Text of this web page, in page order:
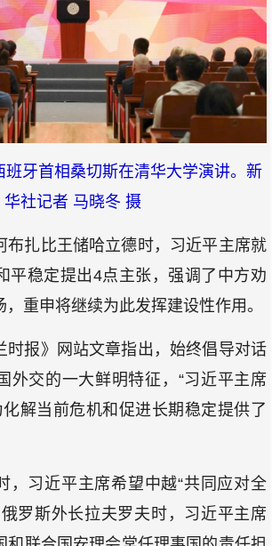
班牙首相桑切斯在清华大学演讲。新
华社记者 马晓冬 摄
布扎比王储哈立德时，习近平主席就
平稳定提出4点主张，强调了中方劝
重申将继续为此发挥建设性作用。
时报》网站文章指出，始终倡导对话
外交的一大鲜明特征，“习近平主席
解当前危机和促进长期稳定提供了
，习近平主席希望中越“共同应对全
罗斯外长拉夫罗夫时，习近平主席